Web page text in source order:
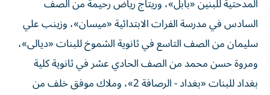
السادس في مدرسة الفرات الابتدائية «ميسان»، وزينب علي
سليمان من الصف التاسع في ثانوية الشموخ للبنات «ديالى»،
ومروة حسن محمد من الصف الحادي عشر في ثانوية كلية
بغداد للبنات «بغداد - الرصافة 2»، وملاك موفق خلف من